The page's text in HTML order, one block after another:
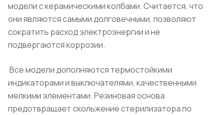
модели с керамическими колбами. Считается, что
они являются самыми долговечными, позволяют
сократить расход электроэнергии и не
подвергаются коррозии.
Все модели дополняются термостойкими
индикаторами и выключателями, качественными
мелкими элементами. Резиновая основа
предотвращает скольжение стерилизатора по